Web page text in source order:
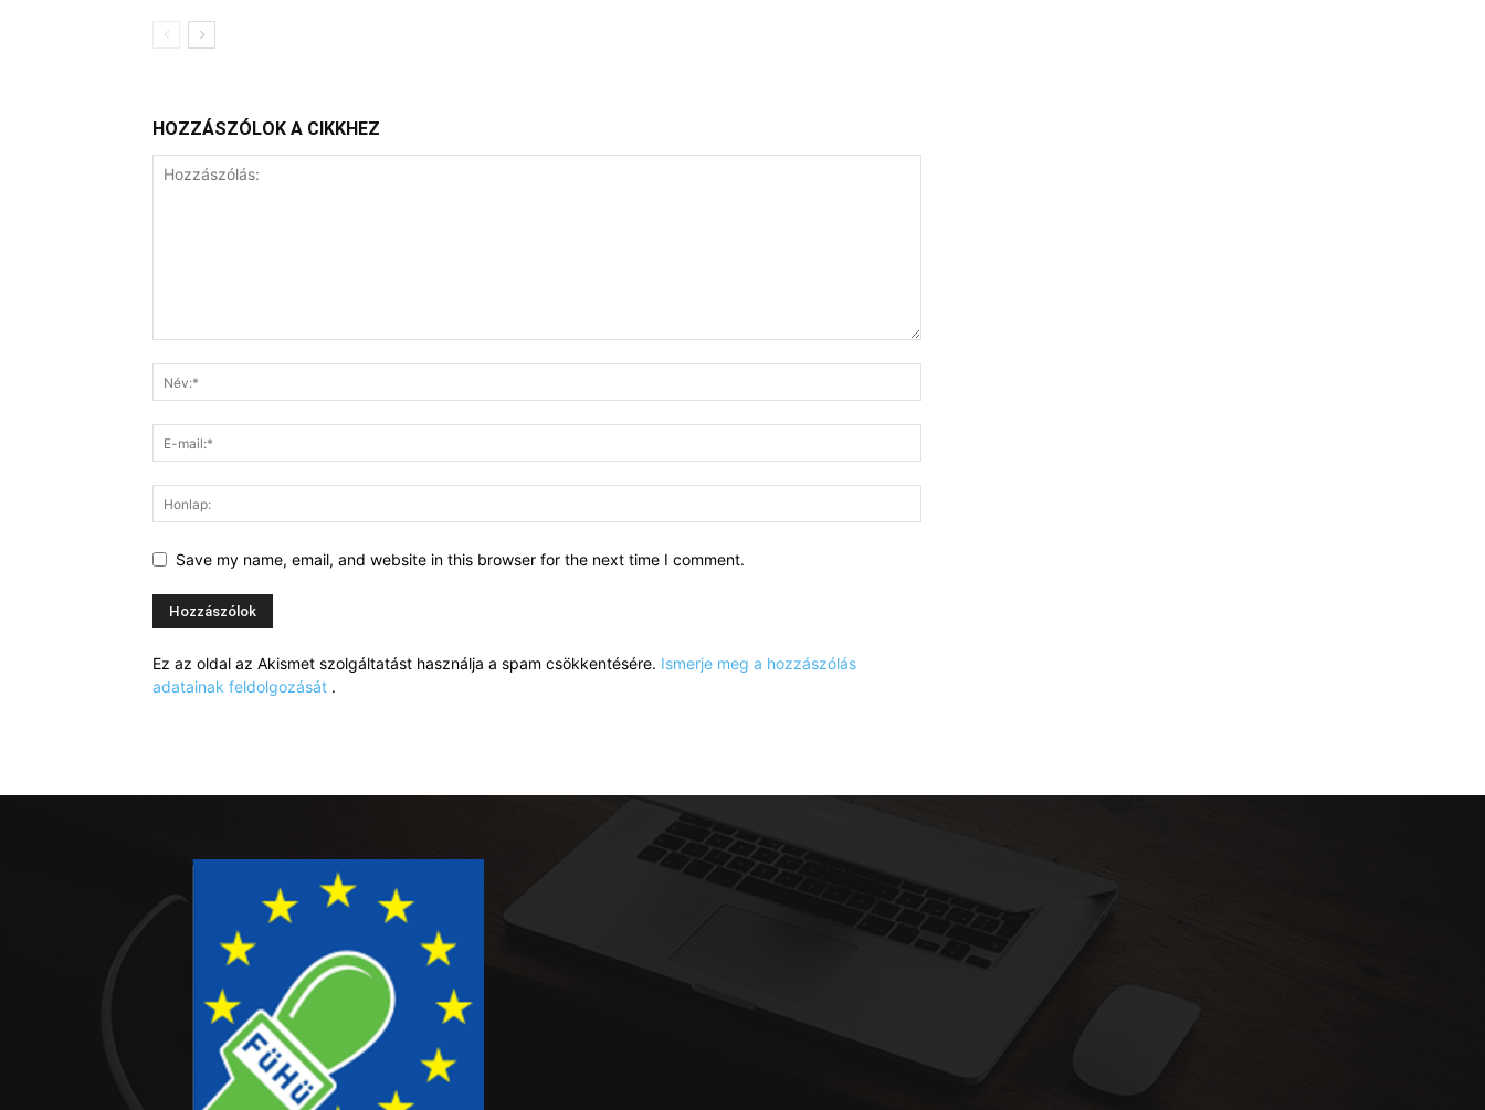
HOZZÁSZÓLOK A CIKKHEZ
Save my name, email, and website in this browser for the next time I comment.
Ez az oldal az Akismet szolgáltatást használja a spam csökkentésére. Ismerje meg a hozzászólás
adatainak feldolgozását .